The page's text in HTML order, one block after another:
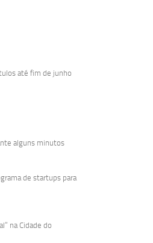
até fim de junho
alguns minutos
de startups para
na Cidade do